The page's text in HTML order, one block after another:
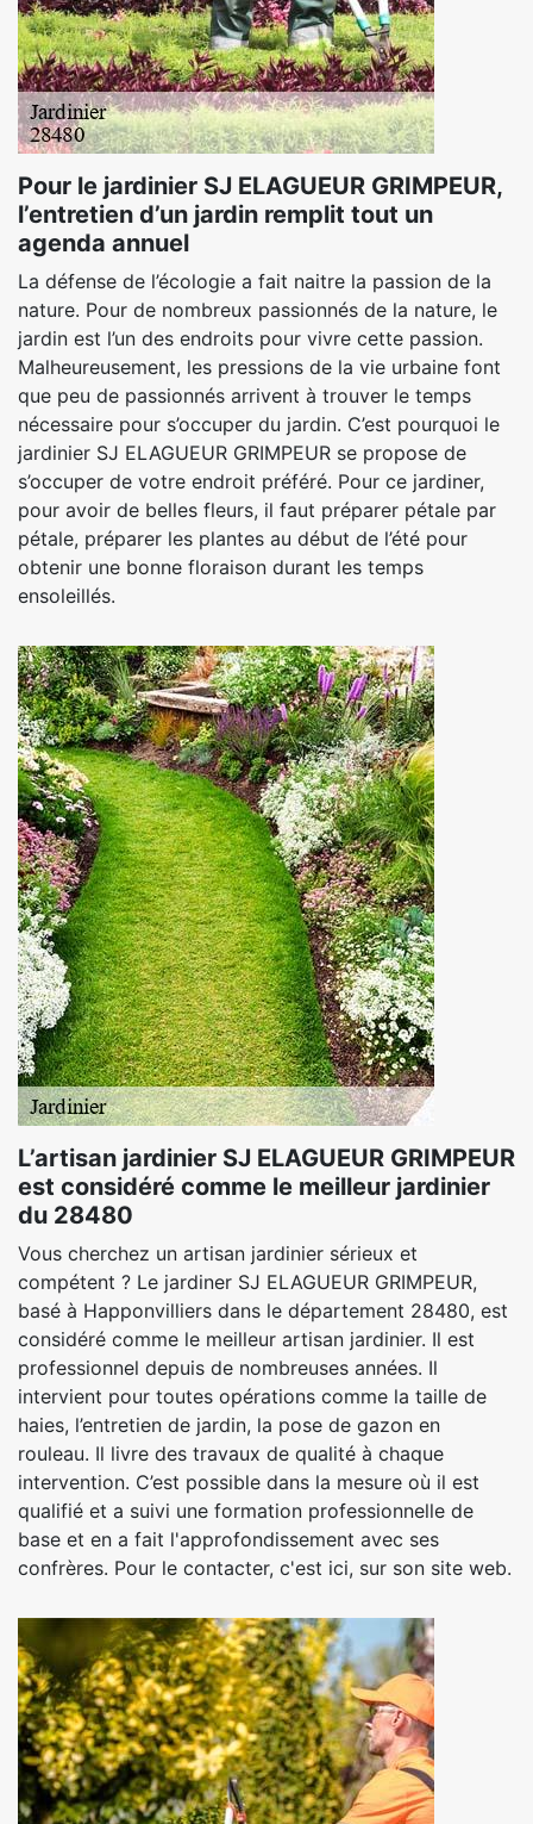
Pour le jardinier SJ ELAGUEUR GRIMPEUR,
l’entretien d’un jardin remplit tout un
agenda annuel
La défense de l’écologie a fait naitre la passion de la
nature. Pour de nombreux passionnés de la nature, le
jardin est l’un des endroits pour vivre cette passion.
Malheureusement, les pressions de la vie urbaine font
que peu de passionnés arrivent à trouver le temps
nécessaire pour s’occuper du jardin. C’est pourquoi le
jardinier SJ ELAGUEUR GRIMPEUR se propose de
s’occuper de votre endroit préféré. Pour ce jardiner,
pour avoir de belles fleurs, il faut préparer pétale par
pétale, préparer les plantes au début de l’été pour
obtenir une bonne floraison durant les temps
ensoleillés.
L’artisan jardinier SJ ELAGUEUR GRIMPEUR
est considéré comme le meilleur jardinier
du 28480
Vous cherchez un artisan jardinier sérieux et
compétent ? Le jardiner SJ ELAGUEUR GRIMPEUR,
basé à Happonvilliers dans le département 28480, est
considéré comme le meilleur artisan jardinier. Il est
professionnel depuis de nombreuses années. Il
intervient pour toutes opérations comme la taille de
haies, l’entretien de jardin, la pose de gazon en
rouleau. Il livre des travaux de qualité à chaque
intervention. C’est possible dans la mesure où il est
qualifié et a suivi une formation professionnelle de
base et en a fait l'approfondissement avec ses
confrères. Pour le contacter, c'est ici, sur son site web.